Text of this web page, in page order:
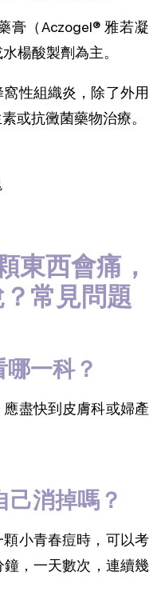
膏（Aczogel® 雅若凝
楊酸製劑為主。
性組織炎，除了外用
或抗黴菌藥物治療。
東西會痛，
常見問題
哪一科？
盡快到皮膚科或婦產
己消掉嗎？
小青春痘時，可以考
鐘，一天數次，連續幾